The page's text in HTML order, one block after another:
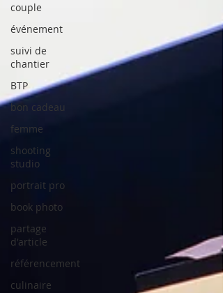
couple
événement
suivi de
chantier
BTP
bon cadeau
femme
shooting
studio
portrait pro
book photo
partage
d'article
référencement
culinaire